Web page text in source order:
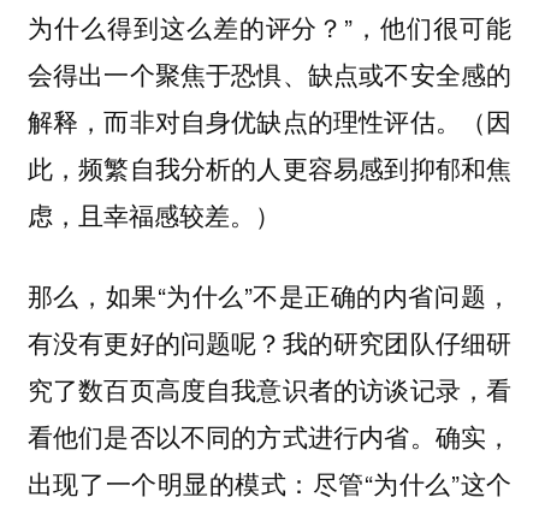
为什么得到这么差的评分？”，他们很可能
会得出一个聚焦于恐惧、缺点或不安全感的
解释，而非对自身优缺点的理性评估。（因
此，频繁自我分析的人更容易感到抑郁和焦
虑，且幸福感较差。）
那么，如果“为什么”不是正确的内省问题，
有没有更好的问题呢？我的研究团队仔细研
究了数百页高度自我意识者的访谈记录，看
看他们是否以不同的方式进行内省。确实，
出现了一个明显的模式：尽管“为什么”这个